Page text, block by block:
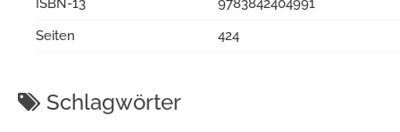
ISBN-13
9783842404991
Seiten
424
Schlagwörter